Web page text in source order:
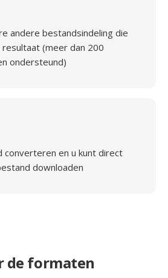
andere bestandsindeling die
(meer dan 200
ondersteund)
converteren en u kunt direct
downloaden
de formaten